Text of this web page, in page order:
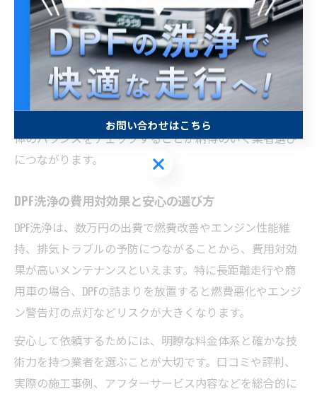
の安さだけでなく、作業品質や施工保証、アフターサー
ビスの充実度が選ばれる理由のひとつです。
実際の利用者の声では、「思ったより短時間で終わっ
た」「燃費が回復した」など、費用対効果を実感する意
見も多く見られます。料金比較だけでなく、サービス全
体のバランスをチェックすることが納得のいく業者選び
につながります。
DPF洗浄の費用対効果と安心の選び方
DPF洗浄は、数万円の出費で燃費改善やエンジン性能維
持、排気トラブルの予防につながることから、費用対効
果が高いメンテナンスといえます。特に長距離走行や商
用車の場合、DPFの詰まりを放置すると燃費悪化やエンジ
ン警告灯の点灯などリスクが大きくなります。
安心して依頼するためには、明瞭な料金体系と確かな技
術力を持つ業者を選ぶことが大切です。口コミや評判、
実際の施工事例、アフターサービス内容などを総合的に
お問い合わせはこちら
お問い合わせはこちら